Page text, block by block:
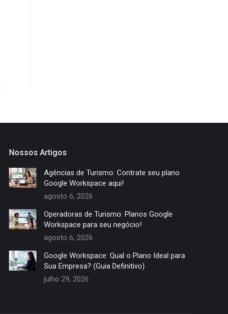
Nossos Artigos
Agências de Turismo: Contrate seu plano
Google Workspace aqui!
agosto 6, 2026
Operadoras de Turismo: Planos Google
Workspace para seu negócio!
agosto 6, 2026
Google Workspace: Qual o Plano Ideal para
Sua Empresa? (Guia Definitivo)
julho 29, 2026